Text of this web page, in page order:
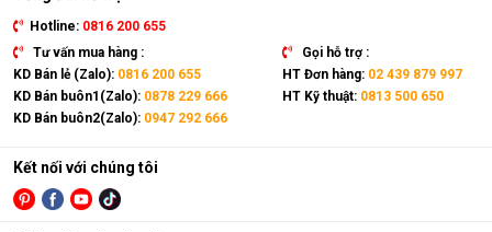
Hotline: 0816 200 655
Tư vấn mua hàng :
KD Bán lẻ (Zalo): 0816 200 655
KD Bán buôn1(Zalo): 0878 229 666
KD Bán buôn2(Zalo): 0947 292 666
Gọi hỗ trợ :
HT Đơn hàng: 02 439 879 997
HT Kỹ thuật: 0813 500 650
Kết nối với chúng tôi